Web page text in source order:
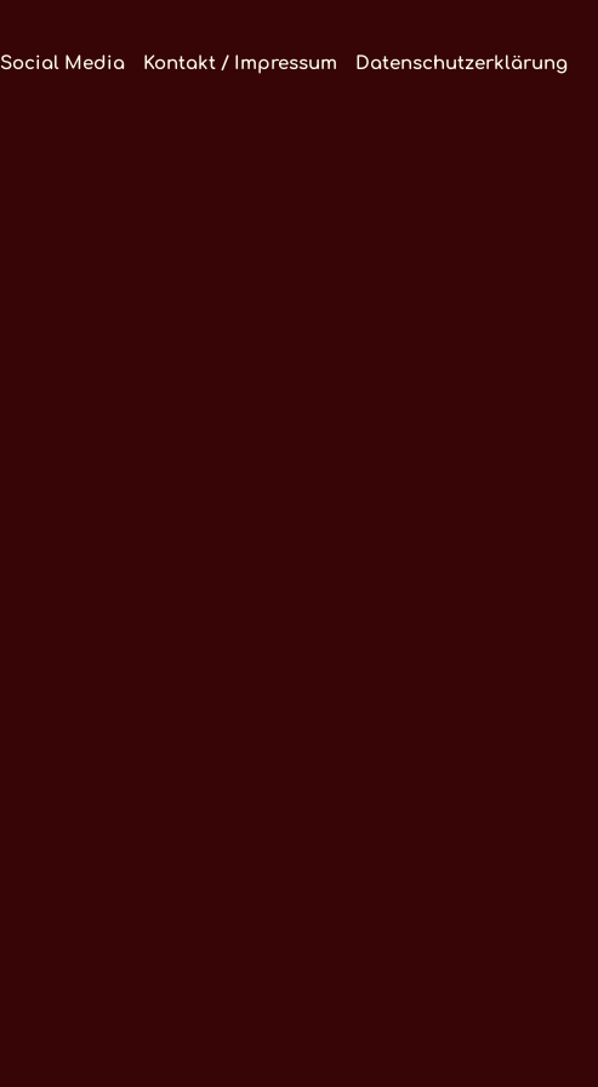
Social Media Kontakt / Impressum Datenschutzerklärung